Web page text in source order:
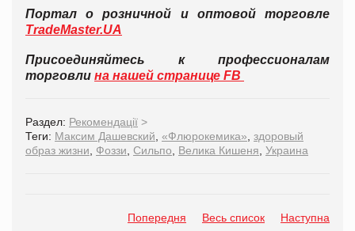
Портал о розничной и оптовой торговле
TradeMaster.UA
Присоединяйтесь к профессионалам
торговли на нашей странице FB
Раздел: Рекомендації >
Теги: Максим Дашевский «Флюрокемика» здоровый
образ жизни
Фоззи Сильпо Велика Кишеня Украина
Попередня Весь список Наступна